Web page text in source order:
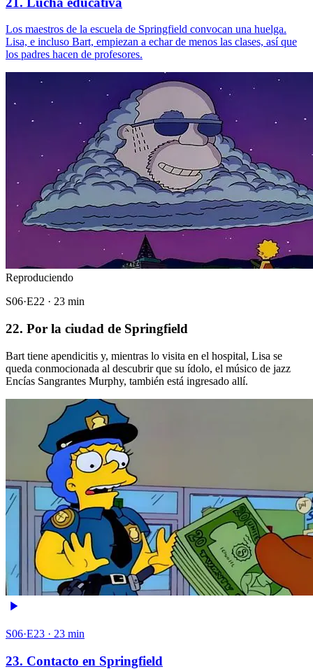
Los maestros de la escuela de Springfield convocan una huelga.
Lisa, e incluso Bart, empiezan a echar de menos las clases, así que
los padres hacen de profesores.
Reproduciendo
S06·E22 · 23 min
22. Por la ciudad de Springfield
Bart tiene apendicitis y, mientras lo visita en el hospital, Lisa se
queda conmocionada al descubrir que su ídolo, el músico de jazz
Encías Sangrantes Murphy, también está ingresado allí.
S06·E23 · 23 min
23. Contacto en Springfield